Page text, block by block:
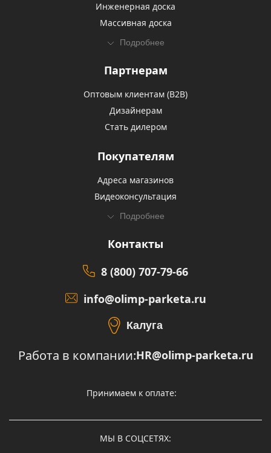
Инженерная доска
Массивная доска
Подробнее
Партнерам
Оптовым клиентам (В2В)
Дизайнерам
Стать дилером
Покупателям
Адреса магазинов
Видеоконсультация
Подробнее
Контакты
8 (800) 707-79-66
info@olimp-parketa.ru
Калуга
Работа в компании:HR@olimp-parketa.ru
Принимаем к оплате:
МЫ В СОЦСЕТЯХ: